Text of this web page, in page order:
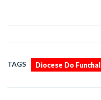
TAGS Diocese Do Funchal